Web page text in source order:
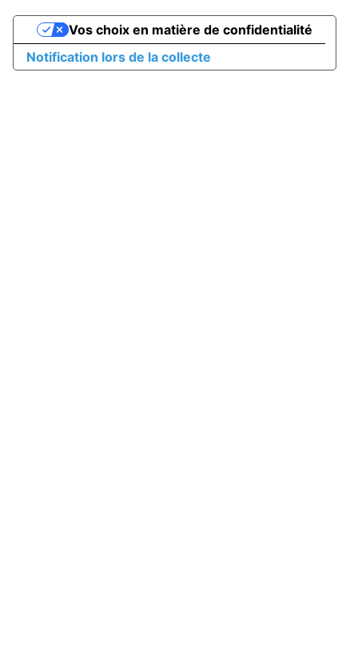
Notification lors de la collecte
Vos choix en matière de confidentialité